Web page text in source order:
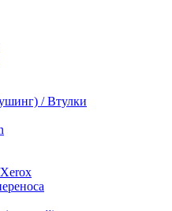
/ Втулки